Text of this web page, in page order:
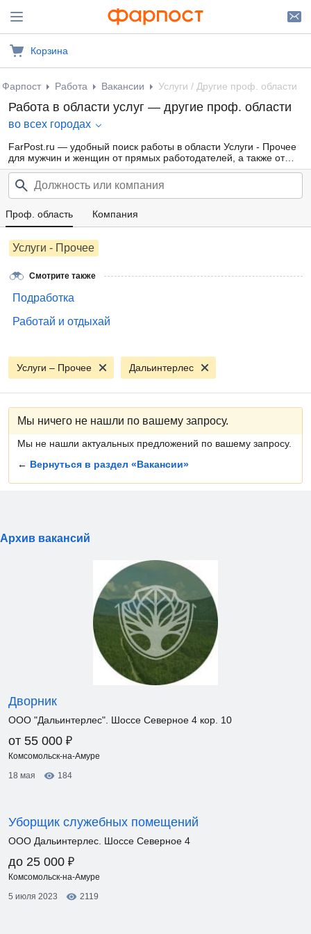
Корзина
Фарпост Работа Вакансии Услуги / Другие проф. области
Работа в области услуг — другие проф. области
во всех городах
FarPost.ru — удобный поиск работы в области Услуги - Прочее
для мужчин и женщин от прямых работодателей, а также от
кадровых агентств. Свежие вакансии каждый день.
Проф. область Компания
Услуги - Прочее
Смотрите также
Подработка
Работай и отдыхай
Услуги – Прочее Дальинтерлес
Мы ничего не нашли по вашему запросу.
Мы не нашли актуальных предложений по вашему запросу.
← Вернуться в раздел «Вакансии»
Архив вакансий
Дворник
ООО "Дальинтерлес". Шоссе Северное 4 кор. 10
от 55 000 ₽
Комсомольск-на-Амуре
18 мая
184
Уборщик служебных помещений
ООО Дальинтерлес. Шоссе Северное 4
до 25 000 ₽
Комсомольск-на-Амуре
5 июля 2023
2119